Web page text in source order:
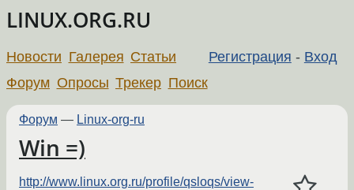
LINUX.ORG.RU
Регистрация - Вход
Новости Галерея Статьи
Форум Опросы Трекер Поиск
Форум — Linux-org-ru
Win =)
http://www.linux.org.ru/profile/qsloqs/view-